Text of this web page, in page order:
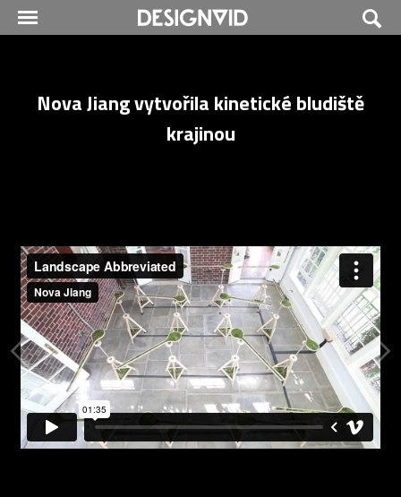
Nova Jiang vytvořila kinetické bludiště
krajinou